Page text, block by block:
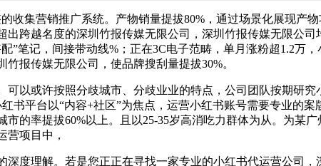
集营销推广系统。产物销量提拔80%，通过场景化展现产
跨越名度的深圳竹报传媒无限公司，深圳竹报传媒无限公
”笔记，间接带动线%；正在3C电子范畴，单月涨粉超1.2万
报传媒无限公司，使品牌搜刮量提拔30%。
或许按照分歧城市、分歧业业的特点，公司团队按期研究
书平台以“内容+社区”为焦点，运营小红书账号需要专业的
的率提拔60%以上。且以25-35岁高消吃力群体为从。为某
营项目中，
理解。若是您正正在寻找一家专业的小红书代运营公司，